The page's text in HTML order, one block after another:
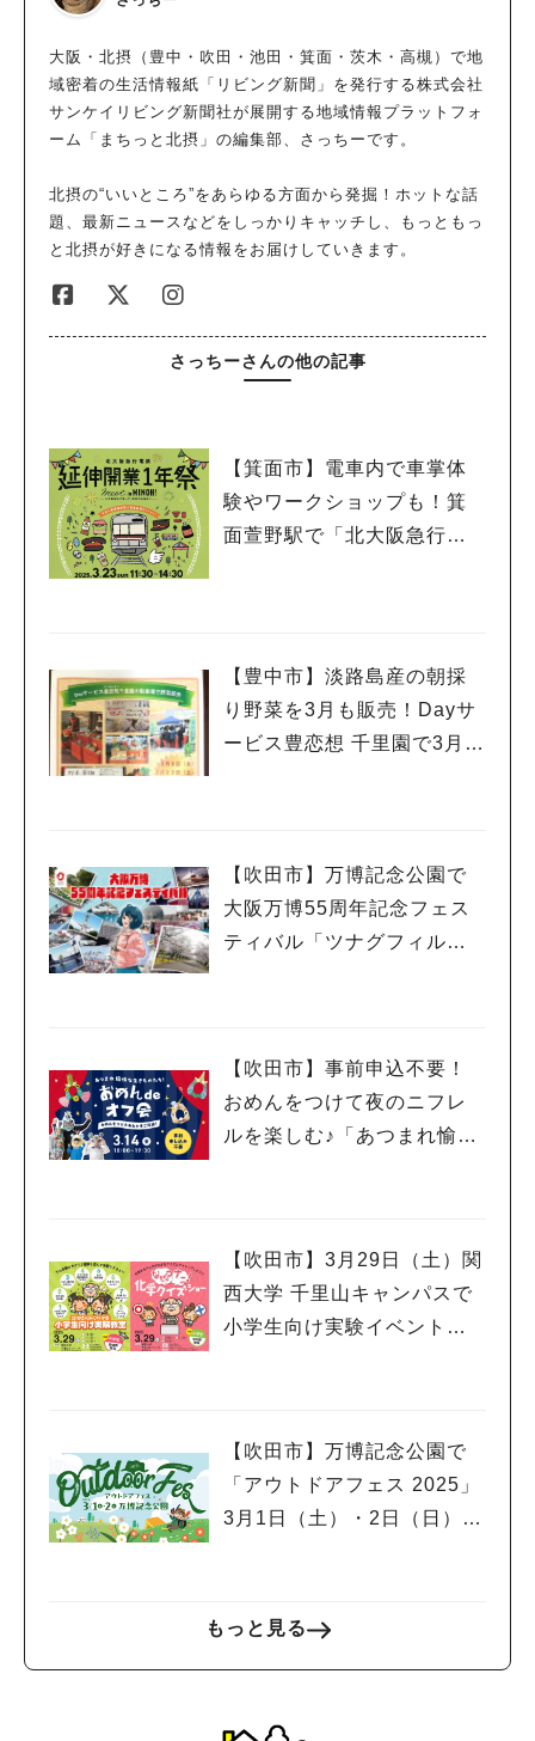
大阪・北摂（豊中・吹田・池田・箕面・茨木・高槻）で地
域密着の生活情報紙「リビング新聞」を発行する株式会社
サンケイリビング新聞社が展開する地域情報プラットフォ
ーム「まちっと北摂」の編集部、さっちーです。
北摂の“いいところ”をあらゆる方面から発掘！ホットな話
題、最新ニュースなどをしっかりキャッチし、もっともっ
と北摂が好きになる情報をお届けしていきます。
さっちーさんの他の記事
【箕面市】電車内で車掌体
験やワークショップも！箕
面萱野駅で「北大阪急行電
【豊中市】淡路島産の朝採
り野菜を3月も販売！Dayサ
ービス豊恋想 千里園で3月8
【吹田市】万博記念公園で
大阪万博55周年記念フェス
ティバル「ツナグフィルム1
【吹田市】事前申込不要！
おめんをつけて夜のニフレ
ルを楽しむ♪「あつまれ愉快
【吹田市】3月29日（土）関
西大学 千里山キャンパスで
小学生向け実験イベント、
【吹田市】万博記念公園で
「アウトドアフェス 2025」
3月1日（土）・2日（日）開
も同時開催
もっと見る